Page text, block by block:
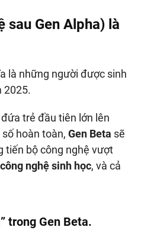
sau Gen Alpha) là
là những người được sinh
2025.
đứa trẻ đầu tiên lớn lên
hoàn toàn, Gen Beta sẽ
tiến bộ công nghệ vượt
công nghệ sinh học, và cả
trong Gen Beta.